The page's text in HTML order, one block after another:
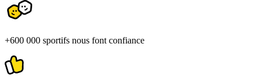
+600 000 sportifs nous font confiance